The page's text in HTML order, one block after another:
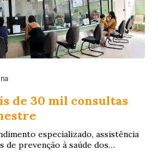
de 30 mil consultas
especializado, assistência
prevenção à saúde dos